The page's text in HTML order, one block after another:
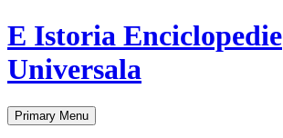
E Istoria Enciclopedie
Universala
Search
Primary Menu Skip
to